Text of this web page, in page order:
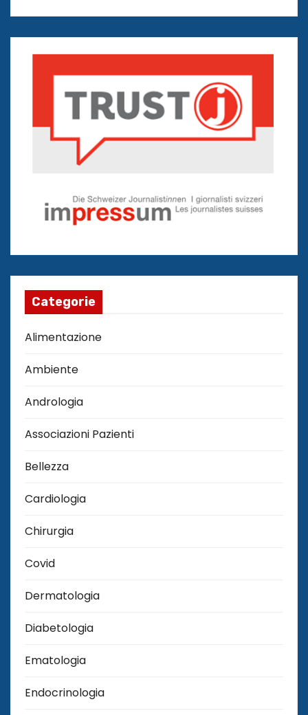
Categorie
Alimentazione
Ambiente
Andrologia
Associazioni Pazienti
Bellezza
Cardiologia
Chirurgia
Covid
Dermatologia
Diabetologia
Ematologia
Endocrinologia